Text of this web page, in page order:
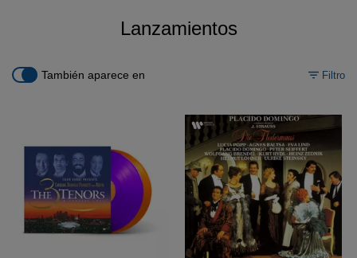
Lanzamientos
También aparece en Filtro